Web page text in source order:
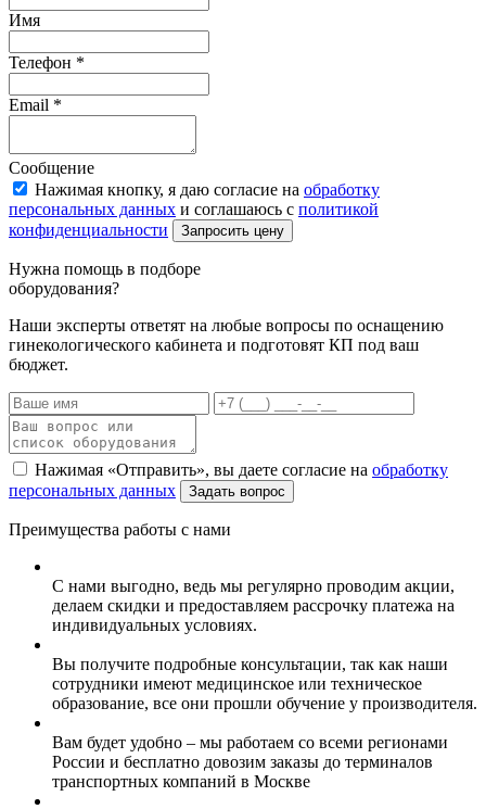
Имя
Телефон *
Email *
Сообщение
Нажимая кнопку, я даю согласие на обработку
персональных данных и соглашаюсь с политикой
конфиденциальности
Запросить цену
Нужна помощь в подборе
оборудования?
Наши эксперты ответят на любые вопросы по оснащению
гинекологического кабинета и подготовят КП под ваш
бюджет.
Нажимая «Отправить», вы даете согласие на обработку
персональных данных
Задать вопрос
Преимущества работы с нами
С нами выгодно, ведь мы регулярно проводим акции,
делаем скидки и предоставляем рассрочку платежа на
индивидуальных условиях.
Вы получите подробные консультации, так как наши
сотрудники имеют медицинское или техническое
образование, все они прошли обучение у производителя.
Вам будет удобно – мы работаем со всеми регионами
России и бесплатно довозим заказы до терминалов
транспортных компаний в Москве